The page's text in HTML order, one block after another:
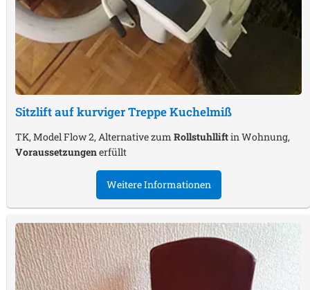
Sitzlift auf kurviger TreppeKuchelmiß
TK, Model Flow 2, Alternative zum Rollstuhlliftin Wohnung,
Voraussetzungenerfüllt
Weitere Informationen